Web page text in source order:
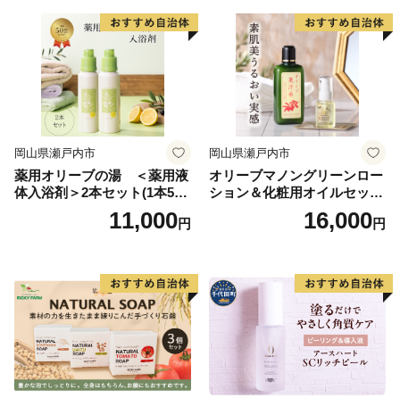
岡山県瀬戸内市
薬用オリーブの湯 ＜薬用液
体入浴剤＞2本セット(1本500
11,000円
岡山県瀬戸内市
オリーブマノングリーンロー
ション＆化粧用オイルセット
美容グッズ スキンケア 化粧
16,000円